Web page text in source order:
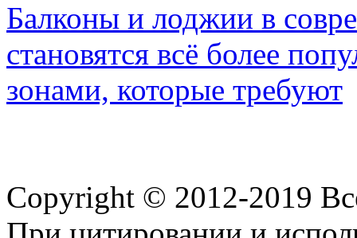
Балконы и лоджии в
становятся всё более
зонами, которые требуют
Copyright © 2012-2019